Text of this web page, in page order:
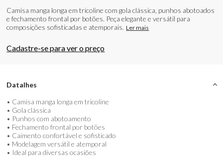
Camisa manga longa em tricoline com gola clássica, punhos abotoados
e fechamento frontal por botões. Peça elegante e versátil para
composições sofisticadas e atemporais. Ler mais
Cadastre-se para ver o preço
Datalhes
• Camisa manga longa em tricoline
• Gola clássica
• Punhos com abotoamento
• Fechamento frontal por botões
• Caimento confortável e sofisticado
• Modelagem versátil e atemporal
• Ideal para diversas ocasiões